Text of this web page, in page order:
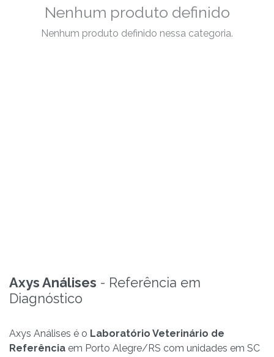
Nenhum produto definido
Nenhum produto definido nessa categoria.
Axys Análises - Referência em
Diagnóstico
Axys Análises é o Laboratório Veterinário de
Referência em Porto Alegre/RS com unidades em SC